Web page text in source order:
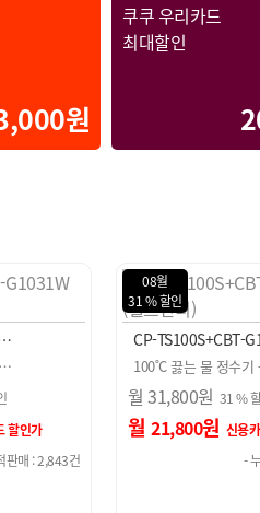
원
쿠쿠 우리카드
최대할인
할인가
판매 : 2,843건
08월
31 % 할인
CP-TS100S+CBT-
100˚C 끓는 물 정수
월 31,800원 31 %
월 21,800원 신용
-